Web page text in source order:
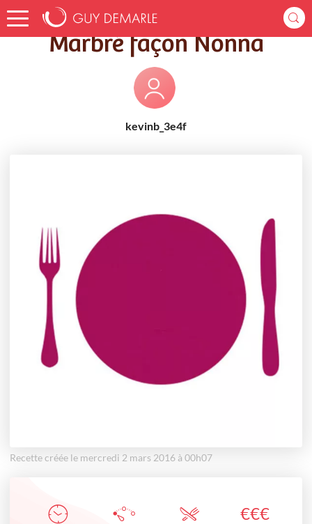
Accueil Recettes Marbré façon Nonna
Marbré façon Nonna
kevinb_3e4f
Recette créée le mercredi 2 mars 2016 à 00h07
€€€